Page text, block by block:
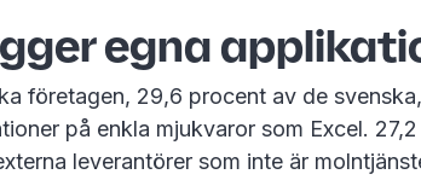
egna
företagen, 29,6 procent av de
på enkla mjukvaror som Excel.
leverantörer som inte är